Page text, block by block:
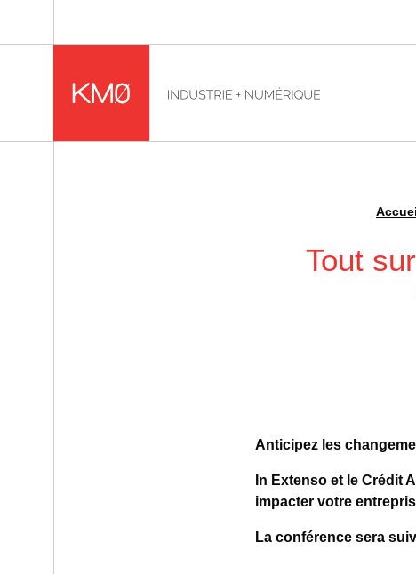
Tout
Anticipez les
In Extenso et le Crédit
impacter votre
La conférence sera